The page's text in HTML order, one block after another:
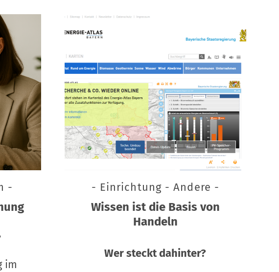
-
im
- Einrichtung - Andere -
Wissen ist die Basis von
Handeln
Wer steckt dahinter?